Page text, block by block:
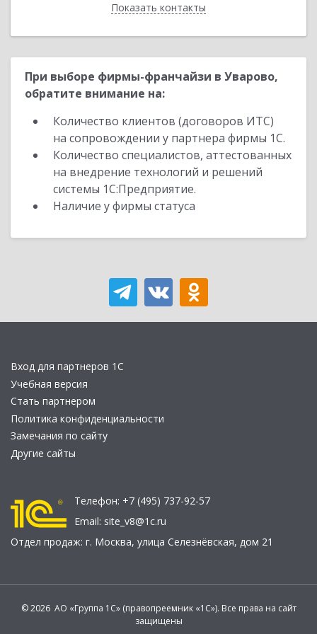
Показать контакты
Назад
При выборе фирмы-франчайзи в Уварово,
обратите внимание на:
Количество клиентов (договоров ИТС)
на сопровождении у партнера фирмы 1С.
Количество специалистов, аттестованных
на внедрение технологий и решений
системы 1С:Предприятие.
Наличие у фирмы статуса
Вход для партнеров 1С
Учебная версия
Стать партнером
Политика конфиденциальности
Замечания по сайту
Другие сайты
Телефон: +7 (495) 737-92-57
Email: site_v8@1c.ru
Отдел продаж: г. Москва, улица Селезнёвская, дом 21
© 2026 АО «Группа 1С» (правопреемник «1С»). Все права на сайт
защищены